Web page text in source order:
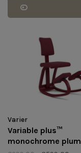
Varier
Variable plus™
monochrome plum